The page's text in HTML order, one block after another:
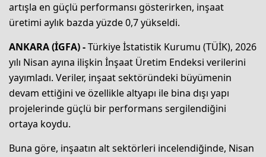
artışla en güçlü performansı gösterirken, inşaat
üretimi aylık bazda yüzde 0,7 yükseldi.
ANKARA (İGFA) -Türkiye İstatistik Kurumu (TÜİK), 2026
yılı Nisan ayına ilişkin İnşaat Üretim Endeksi verilerini
yayımladı. Veriler, inşaat sektöründeki büyümenin
devam ettiğini ve özellikle altyapı ile bina dışı yapı
projelerinde güçlü bir performans sergilendiğini
ortaya koydu.
Buna göre, inşaatın alt sektörleri incelendiğinde, Nisan